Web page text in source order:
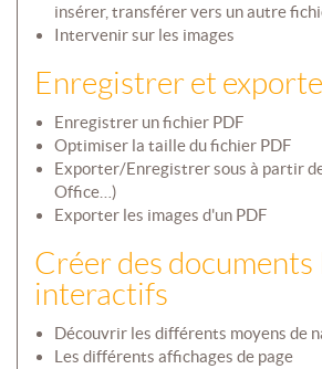
insérer, transférer vers un autre
Intervenir sur les images
Enregistrer et
Enregistrer un fichier PDF
Optimiser la taille du fichier PDF
Exporter/Enregistrer sous à partir
Office…)
Exporter les images d'un PDF
Créer des documents
interactifs
Découvrir les différents moyens de
Les différents affichages de page